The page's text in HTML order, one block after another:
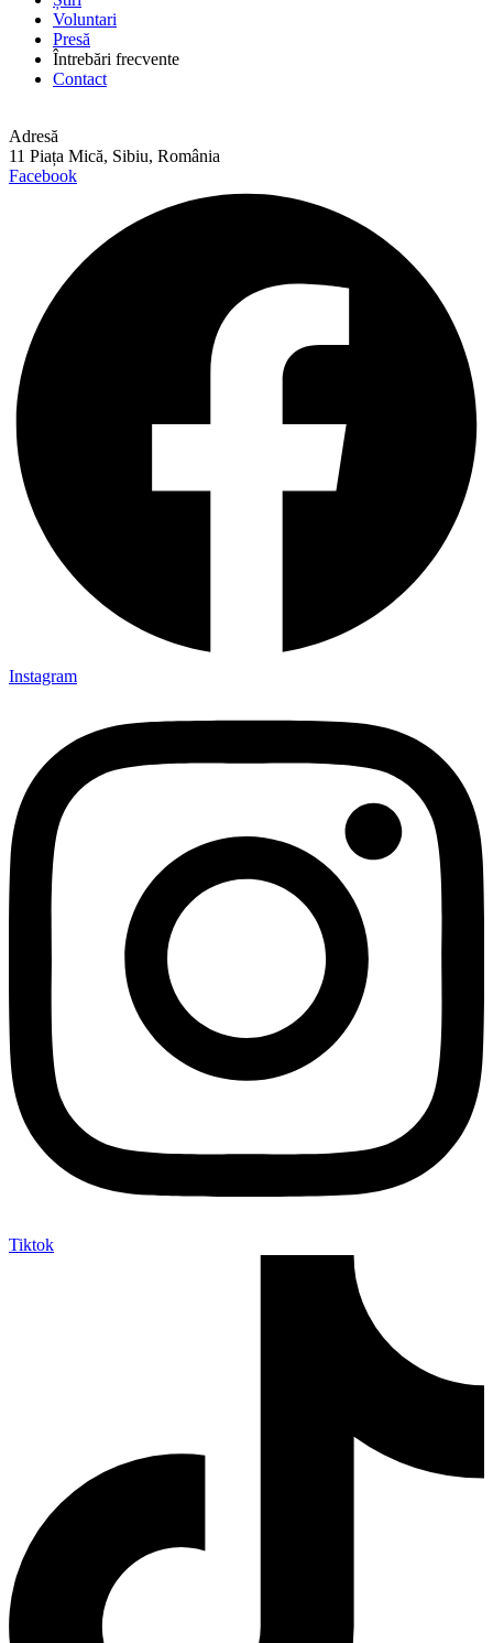
Voluntari
Presă
Întrebări frecvente
Contact
Adresă
11 Piața Mică, Sibiu, România
Facebook
Instagram
Tiktok